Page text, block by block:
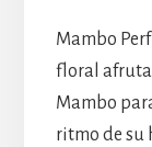
Mambo
floral
Mambo
ritmo de su